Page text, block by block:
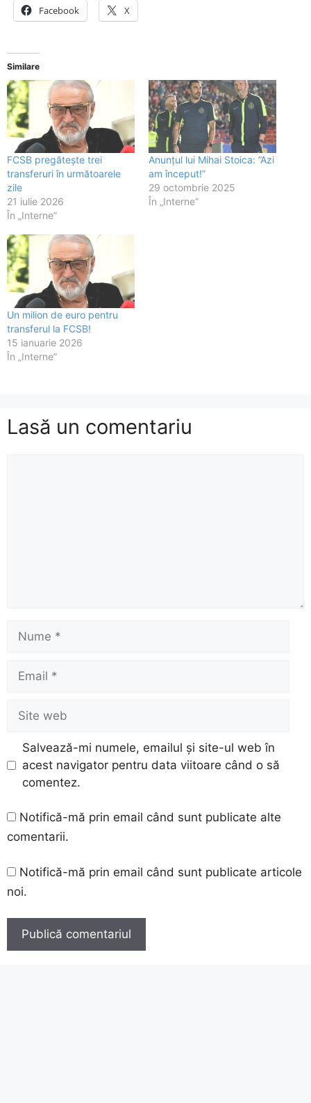
Facebook X
Similare
FCSB pregătește trei
transferuri în următoarele
zile
21 iulie 2026
În „Interne”
Anunțul lui Mihai Stoica: ”Azi
am început!”
29 octombrie 2025
În „Interne”
Un milion de euro pentru
transferul la FCSB!
15 ianuarie 2026
În „Interne”
Lasă un comentariu
web
Salvează-mi numele, emailul și site-ul web în
acest navigator pentru data viitoare când o să
comentez.
Notifică-mă prin email când sunt publicate alte
comentarii.
Notifică-mă prin email când sunt publicate articole
noi.